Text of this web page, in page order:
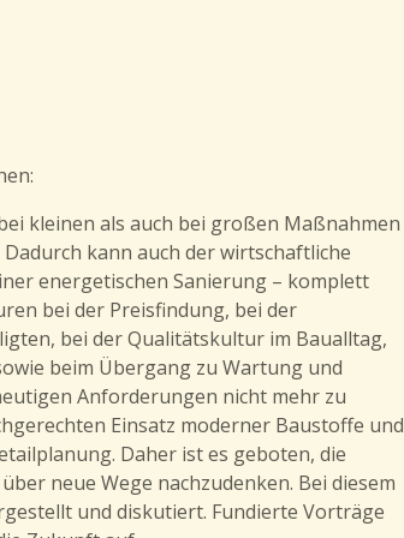
kleinen als auch bei großen Maßnahmen
kann auch der wirtschaftliche
energetischen Sanierung – komplett
bei der Preisfindung, bei der
bei der Qualitätskultur im Baualltag,
beim Übergang zu Wartung und
Anforderungen nicht mehr zu
Einsatz moderner Baustoffe und
Daher ist es geboten, die
neue Wege nachzudenken. Bei diesem
und diskutiert. Fundierte Vorträge